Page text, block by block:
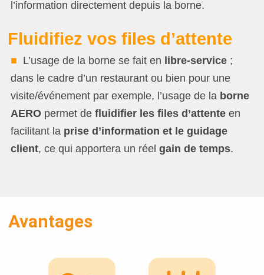
l’information directement depuis la borne.
Fluidifiez vos files d’attente
■ L’usage de la borne se fait en libre-service ;
dans le cadre d’un restaurant ou bien pour une
visite/événement par exemple, l’usage de la borne
AERO permet defluidifier les files d’attente en
facilitant la prise d’information et le guidage
client, ce qui apportera un réelgain de temps.
Avantages